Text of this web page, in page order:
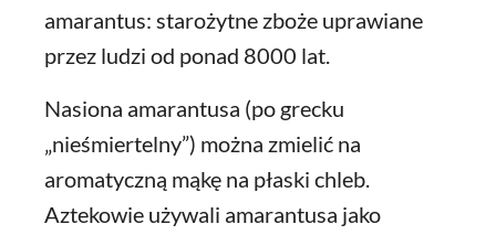
amarantus: starożytne zboże uprawiane
przez ludzi od ponad 8000 lat.
Nasiona amarantusa (po grecku
„nieśmiertelny”) można zmielić na
aromatyczną mąkę na płaski chleb.
Aztekowie używali amarantusa jako